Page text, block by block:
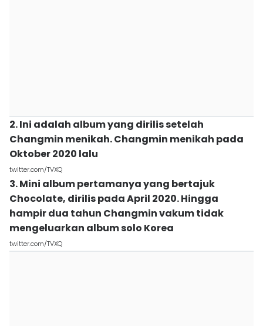
2. Ini adalah album yang dirilis setelah
Changmin menikah. Changmin menikah pada
Oktober 2020 lalu
twitter.com/TVXQ
3. Mini album pertamanya yang bertajuk
Chocolate, dirilis pada April 2020. Hingga
hampir dua tahun Changmin vakum tidak
mengeluarkan album solo Korea
twitter.com/TVXQ